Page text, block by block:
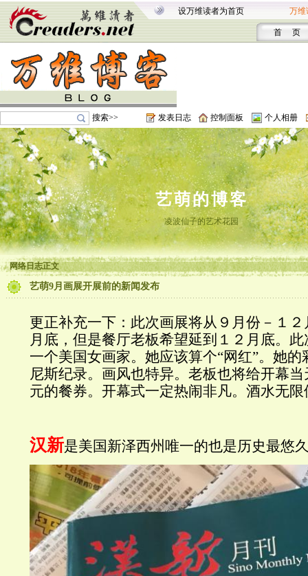
设万维读者为首页 万维
首 页
搜索>> 发表日志 控制面板 个人相册
艺萌的博客
凌波仙子的艺术花园
网络日志正文
艺萌9月画展开展前的新闻发布
更正补充一下：此次画展将从９月份－１
月底，但是餐厅老板希望延到１２月底。
一个美国女画家。她应该算个“网红”。她
尼斯纪录。画风也特异。老板也将给开幕
元的餐券。开幕式一定热闹非凡。酒水无限
汉新是美国新泽西州唯一的也是历史最悠